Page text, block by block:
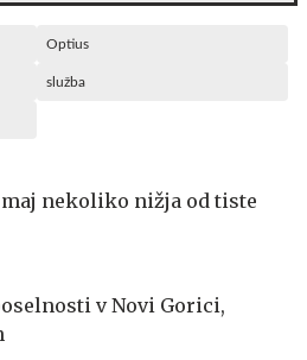
Optius
služba
maj nekoliko nižja od tiste
v Novi Gorici,